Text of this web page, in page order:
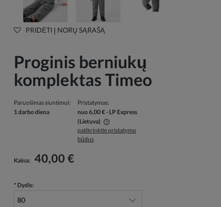
PRIDĖTI Į NORŲ SĄRAŠĄ
Proginis berniukų
komplektas Timeo
Paruošimas siuntimui:
1 darbo diena
Pristatymas:
nuo 6,00 €- LP Express
(Lietuva)
Į kainą neįskaičiuotos galimos mokėjimo išlaidos
patikrinkite pristatymo
būdus
Kaina: 40,00 €
* Dydis: